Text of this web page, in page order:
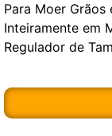
Para Moer
Inteiramente em
Regulador de